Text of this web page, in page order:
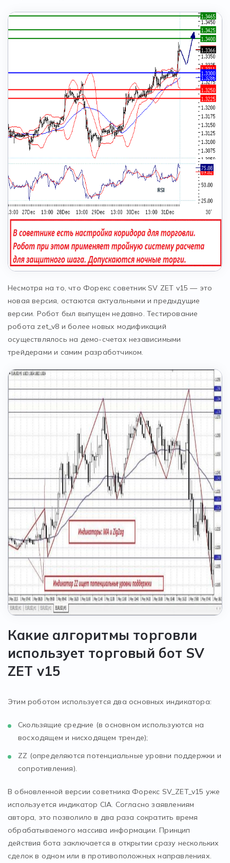
Несмотря на то, что Форекс советник SV ZET v15 — это
новая версия, остаются актуальными и предыдущие
версии. Робот был выпущен недавно. Тестирование
робота zet_v8 и более новых модификаций
осуществлялось на демо-счетах независимыми
трейдерами и самим разработчиком.
Какие алгоритмы торговли
использует торговый бот SV
ZET v15
Этим роботом используется два основных индикатора:
Скользящие средние (в основном используются на
восходящем и нисходящем тренде);
ZZ (определяются потенциальные уровни поддержки и
сопротивления).
В обновленной версии советника Форекс SV_ZET_v15 уже
используется индикатор CIA. Согласно заявлениям
автора, это позволило в два раза сократить время
обрабатываемого массива информации. Принцип
действия бота заключается в открытии сразу нескольких
сделок в одном или в противоположных направлениях.